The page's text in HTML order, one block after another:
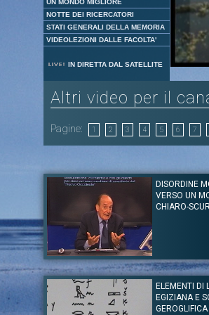
UN MONDO MIGLIORE
NOTTE DEI RICERCATORI
STATI GENERALI DELLA MEMORIA
VIDEOLEZIONI DALLE FACOLTA'
IN DIRETTA DAL SATELLITE
Altri video per il
Pagine: 1 2 3 4 5 6 7
DISORDINE
VERSO UN
CHIARO-
Autore:Prof. Antonio Badini
Canale:Lezioni Speciali
L’autore di "Disordine Mondiale. Putin,
Potere", un altro eccellente video sul
questioni come quella della crisi della
ELEMENTI DI
EGIZIANA E
GEROGLIFICA